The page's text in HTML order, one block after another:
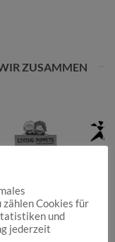
ZUSAMMEN
zählen Cookies für
und
jederzeit